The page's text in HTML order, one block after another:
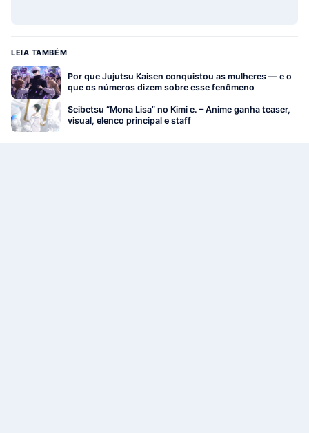
LEIA TAMBÉM
Por que Jujutsu Kaisen conquistou as mulheres — e o
que os números dizem sobre esse fenômeno
Seibetsu “Mona Lisa” no Kimi e. – Anime ganha teaser,
visual, elenco principal e staff